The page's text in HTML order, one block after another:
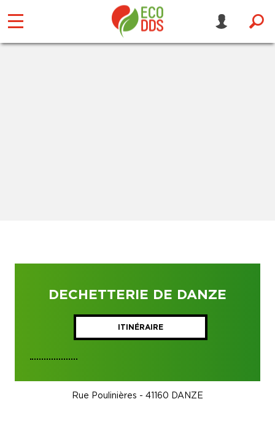
DECHETTERIE DE DANZE
ITINÉRAIRE
Rue Poulinières - 41160 DANZE